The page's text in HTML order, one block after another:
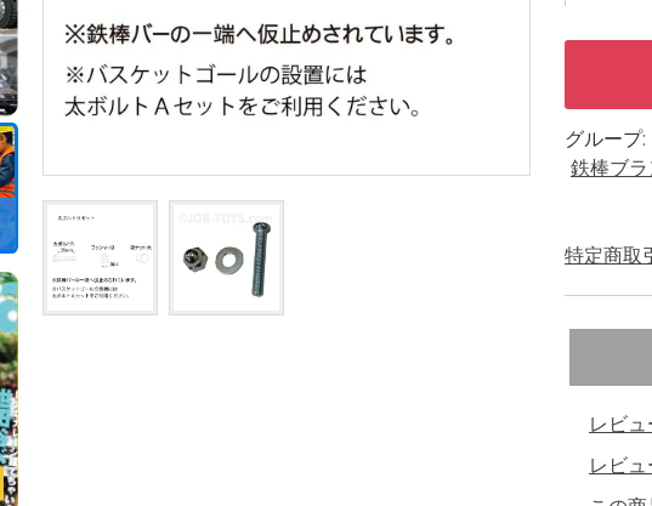
グループ:
鉄棒ブラ
特定商取
レビ
レビ